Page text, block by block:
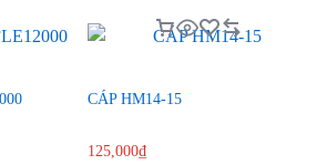
CÁP HM14-15
125,000₫